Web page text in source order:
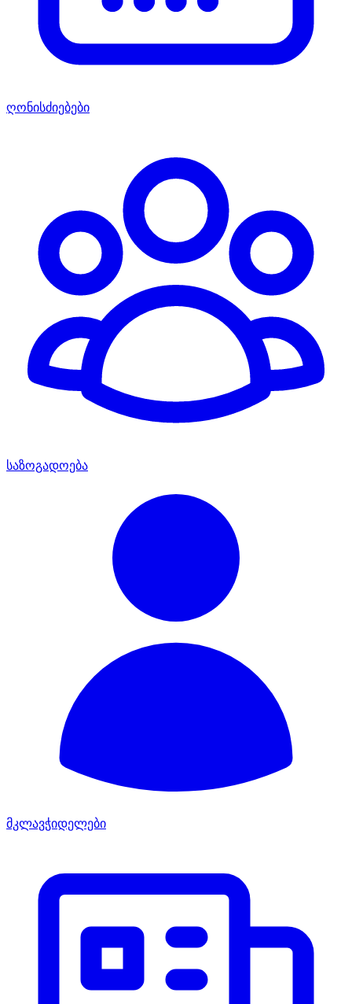
ღონისძიებები
საზოგადოება
მკლავჭიდელები